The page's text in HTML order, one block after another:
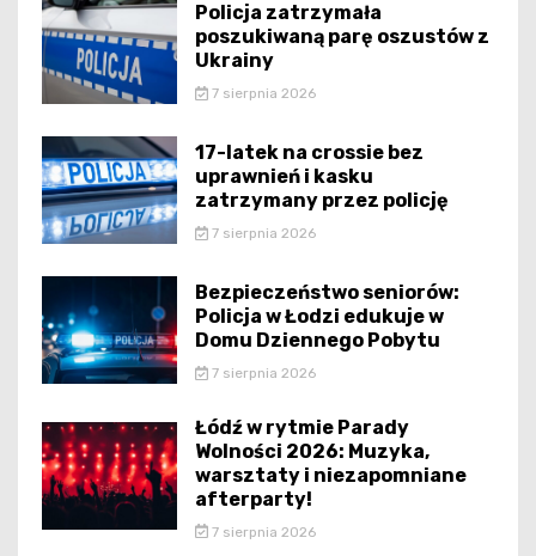
Policja zatrzymała
poszukiwaną parę oszustów z
Ukrainy
7 sierpnia 2026
17-latek na crossie bez
uprawnień i kasku
zatrzymany przez policję
7 sierpnia 2026
Bezpieczeństwo seniorów:
Policja w Łodzi edukuje w
Domu Dziennego Pobytu
7 sierpnia 2026
Łódź w rytmie Parady
Wolności 2026: Muzyka,
warsztaty i niezapomniane
afterparty!
7 sierpnia 2026